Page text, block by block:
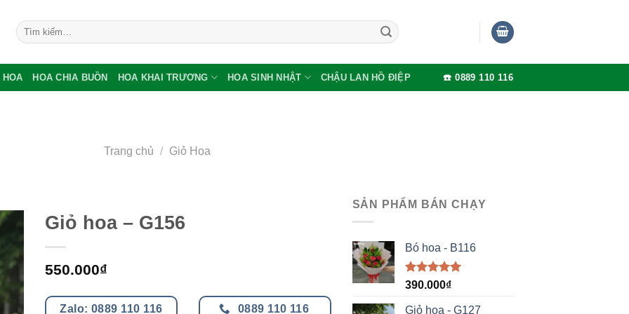
Tìm
kiếm:
HOA HOA CHIA BUỒN HOA KHAI TRƯƠNG HOA SINH NHẬT CHẬU LAN HỒ ĐIỆP ☎️ 0889 110 116
Trang chủ / Giỏ Hoa
Giỏ hoa – G156
550.000₫
Zalo: 0889 110 116 0889 110 116
SẢN PHẨM BÁN CHẠY
Bó hoa - B116
Được xếp
5 sao
390.000₫
Giỏ hoa - G127